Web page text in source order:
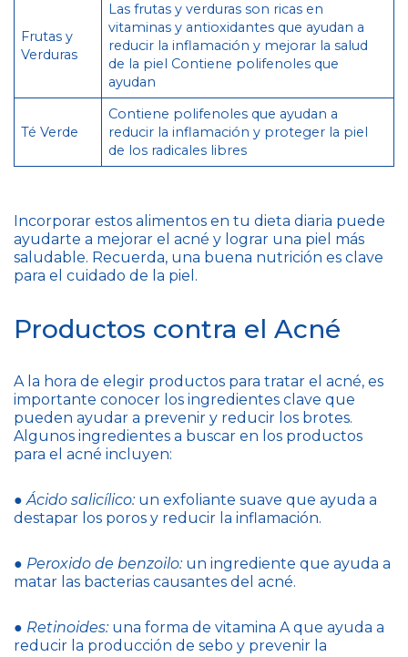
Frutas y
Verduras
Las frutas y verduras son ricas en
vitaminas y antioxidantes que ayudan a
reducir la inflamación y mejorar la salud
de la piel Contiene polifenoles que
ayudan
Té Verde
Contiene polifenoles que ayudan a
reducir la inflamación y proteger la piel
de los radicales libres
Incorporar estos alimentos en tu dieta diaria puede
ayudarte a mejorar el acné y lograr una piel más
saludable. Recuerda, una buena nutrición es clave
para el cuidado de la piel.
Productos contra el Acné
A la hora de elegir productos para tratar el acné, es
importante conocer los ingredientes clave que
pueden ayudar a prevenir y reducir los brotes.
Algunos ingredientes a buscar en los productos
para el acné incluyen:
●Ácido salicílico: un exfoliante suave que ayuda a
destapar los poros y reducir la inflamación.
● Peroxido de benzoilo: un ingrediente que ayuda a
matar las bacterias causantes del acné.
● Retinoides: una forma de vitamina A que ayuda a
reducir la producción de sebo y prevenir la